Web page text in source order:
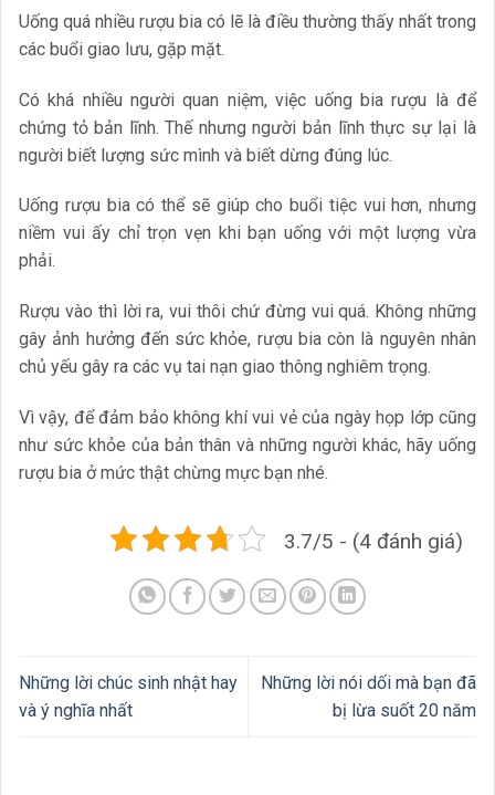
Uống quá nhiều rượu bia có lẽ là điều thường thấy nhất trong
các buổi giao lưu, gặp mặt.
Có khá nhiều người quan niệm, việc uống bia rượu là để
chứng tỏ bản lĩnh. Thế nhưng người bản lĩnh thực sự lại là
người biết lượng sức mình và biết dừng đúng lúc.
Uống rượu bia có thể sẽ giúp cho buổi tiệc vui hơn, nhưng
niềm vui ấy chỉ trọn vẹn khi bạn uống với một lượng vừa
phải.
Rượu vào thì lời ra, vui thôi chứ đừng vui quá. Không những
gây ảnh hưởng đến sức khỏe, rượu bia còn là nguyên nhân
chủ yếu gây ra các vụ tai nạn giao thông nghiêm trọng.
Vì vậy, để đảm bảo không khí vui vẻ của ngày họp lớp cũng
như sức khỏe của bản thân và những người khác, hãy uống
rượu bia ở mức thật chừng mực bạn nhé.
3.7/5 - (4 đánh giá)
Những lời chúc sinh nhật hay
và ý nghĩa nhất
Những lời nói dối mà bạn đã
bị lừa suốt 20 năm